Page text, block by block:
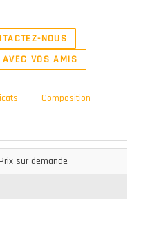
NOUS
VOS AMIS
Composition
Prix sur demande